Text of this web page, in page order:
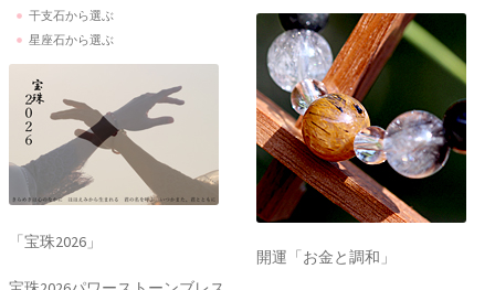
干支石から選ぶ
星座石から選ぶ
「宝珠2026」
開運「お金と調和」